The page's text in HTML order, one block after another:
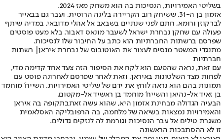
בשליטי האמירויות, הנסיכות בה הוא משחק מאז 2024.
אזמון בן ה-31, ששיחק רוב הקריירה בליגה הרוסית, ועבר גם בבאייר
לברקוזן ורומא, חתם לפני שנתיים בשבאב אל אהלי מדובאי, במדיה שיתף
פעולה עם שחקן נבחרת ישראל לשעבר מונאס דאבור. בלא מעט פוסטים
שפרסם ברשתות החברתיות הוא כתב על החיבור שלו לנסיכות.
מתנגדי המשטר מנסים לעצור את האוטובוס של נבחרת איראן| רשתות
חברתיות
עם זאת, נראה שהפעם הוא לקח את הסיפור הזה צעד אחד קדימה מדי,
לפחות מצד השלטונות באיראן, וזאת לאחר שפרסם לאחרונה פוסט עם
תמונות בהם הוא נראה לוחץ את ידם של שליטי האמירויות, השייח' מוחמד
בן זאיד אל-נהיאן והשייח' מוחמד בן ראשיד אל-מקטום.
הבעיה הגדולה מבחינת אזמון היא, שהוא עשה זאתבתקופה בה איראן
והאמירויות נמצאות בשיאה של מלחמה, בה הרפובליקה האסלאמית
משגרת טילים אל עבר הנסיכות וגורמת לה לנזקים גדולים.
זו לא ההסתבכות הראשונה